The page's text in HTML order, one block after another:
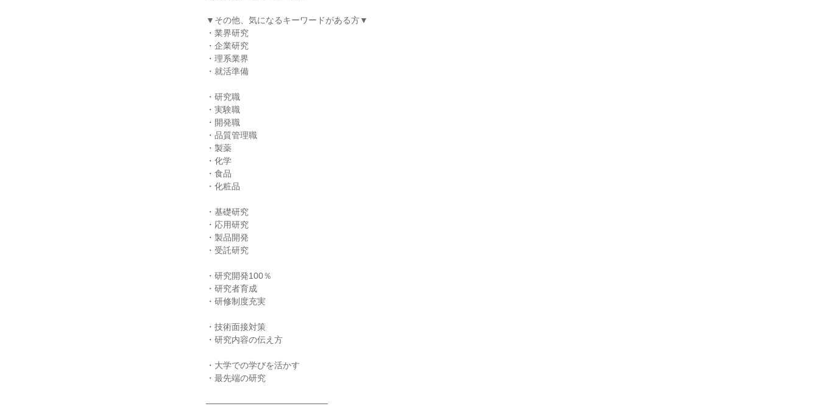
▼その他、気になるキーワードがある方▼
・業界研究
・企業研究
・理系業界
・就活準備
・研究職
・実験職
・開発職
・品質管理職
・製薬
・化学
・食品
・化粧品
・基礎研究
・応用研究
・製品開発
・受託研究
・研究開発100％
・研究者育成
・研修制度充実
・技術面接対策
・研究内容の伝え方
・大学での学びを活かす
・最先端の研究
────────────────────